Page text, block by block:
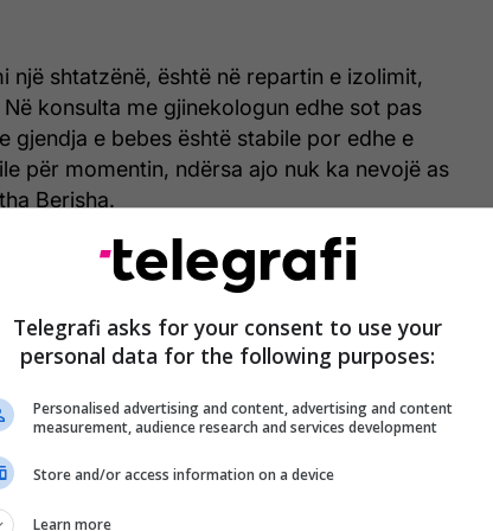
një shtatzënë, është në repartin e izolimit,
konsulta me gjinekologun edhe sot pas
gjendja e bebes është stabile por edhe e
për momentin, ndërsa ajo nuk ka nevojë as
Berisha.
e pacientëve të tjerë dhe të
qenë të infektuar me COVID-19.
të konfirmuar COVID-19 pozitiv,
stabile dhe 11 në oksigjeno-terapi. Një
kritike, në intensiv, është në gjendje të
përcillet vazhdimisht nga anesteziologët dhe
intensiv”, tha Berisha.
Telegrafi asks for your consent to use your
personal data for the following purposes:
Personalised advertising and content, advertising and content
measurement, audience research and services development
Store and/or access information on a device
Learn more